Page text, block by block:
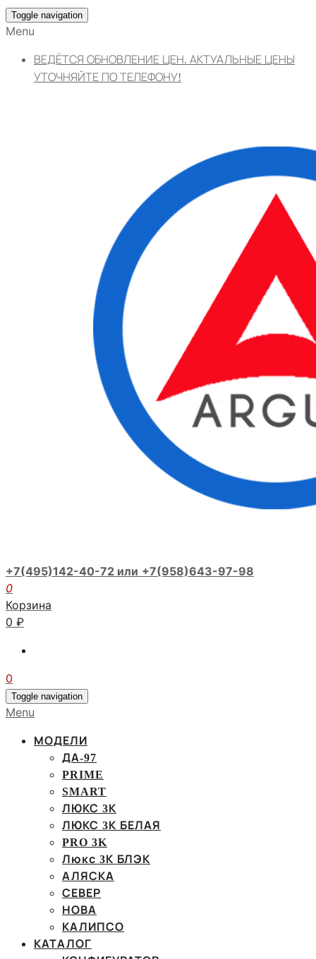
Toggle navigation
Menu
ВЕДЁТСЯ ОБНОВЛЕНИЕ ЦЕН. АКТУАЛЬНЫЕ ЦЕНЫ
УТОЧНЯЙТЕ ПО ТЕЛЕФОНУ!
+7(495)142-40-72 или +7(958)643-97-98
0
Корзина
0 ₽
0
Toggle navigation
Menu
МОДЕЛИ
ДА-97
PRIME
SMART
ЛЮКС 3К
ЛЮКС 3К БЕЛАЯ
PRO 3K
Люкс 3К БЛЭК
АЛЯСКА
СЕВЕР
НОВА
КАЛИПСО
КАТАЛОГ